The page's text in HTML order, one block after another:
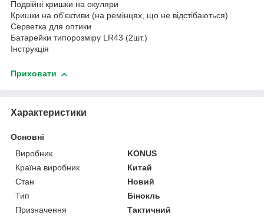
Подвійні кришки на окуляри
Кришки на об'єктиви (на ремінцях, що не відстібаються)
Серветка для оптики
Батарейки типорозміру LR43 (2шт.)
Інструкція
Приховати
Характеристики
Основні
Виробник
KONUS
Країна виробник
Китай
Стан
Новий
Тип
Бінокль
Призначення
Тактичний